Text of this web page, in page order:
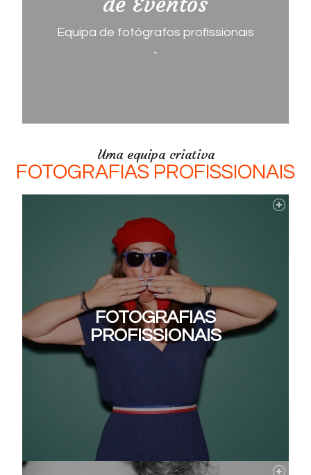
Equipa de fotógrafos profissionais
Uma equipa criativa
FOTOGRAFIAS PROFISSIONAIS
FOTOGRAFIAS
PROFISSIONAIS